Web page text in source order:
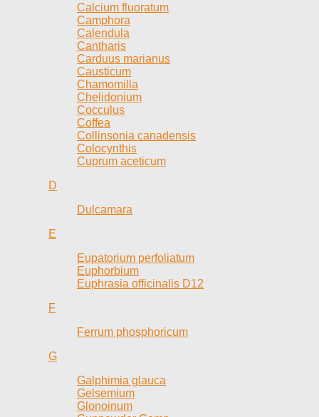
Calcium fluoratum
Camphora
Calendula
Cantharis
Carduus marianus
Causticum
Chamomilla
Chelidonium
Cocculus
Coffea
Collinsonia canadensis
Colocynthis
Cuprum aceticum
D
Dulcamara
E
Eupatorium perfoliatum
Euphorbium
Euphrasia officinalis D12
F
Ferrum phosphoricum
G
Galphimia glauca
Gelsemium
Glonoinum